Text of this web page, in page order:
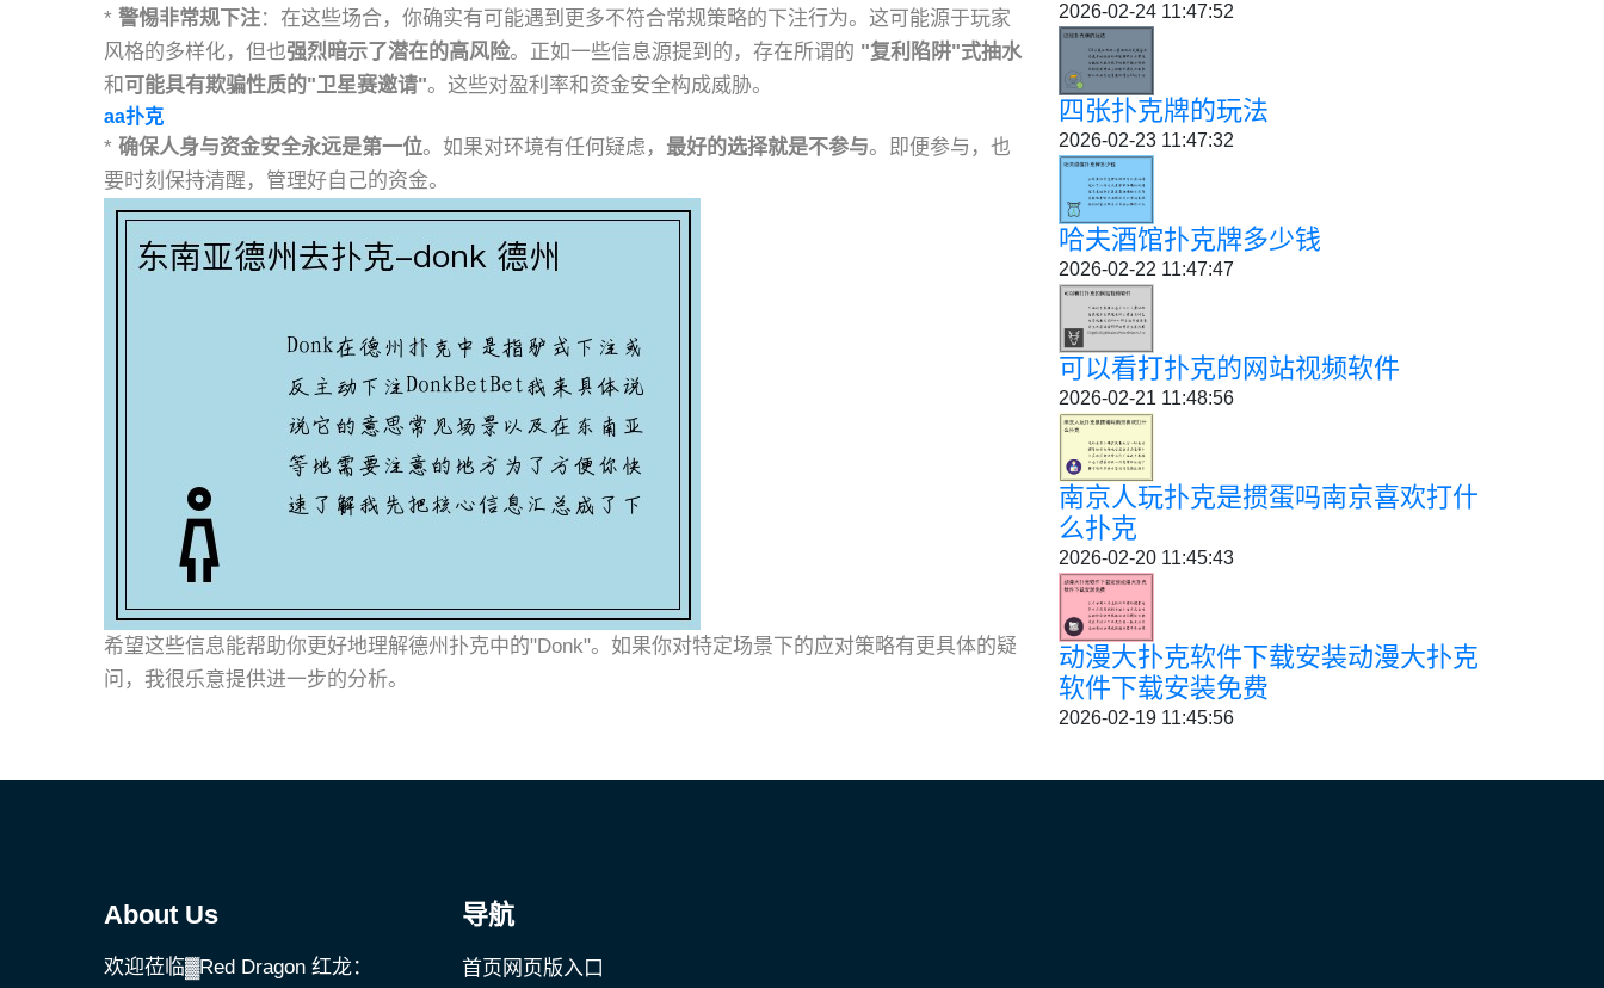
* 警惕非常规下注：在这些场合，你确实有可能遇到更多不符合常规策略的下注行为。这可能源于玩家
风格的多样化，但也强烈暗示了潜在的高风险。正如一些信息源提到的，存在所谓的 "复利陷阱"式抽水
和 可能具有欺骗性质的"卫星赛邀请"。这些对盈利率和资金安全构成威胁。
aa扑克
* 确保人身与资金安全永远是第一位。如果对环境有任何疑虑， 最好的选择就是不参与。即便参与，也
要时刻保持清醒，管理好自己的资金。
希望这些信息能帮助你更好地理解德州扑克中的"Donk"。如果你对特定场景下的应对策略有更具体的疑
问，我很乐意提供进一步的分析。
2026-02-24 11:47:52
四张扑克牌的玩法
2026-02-23 11:47:32
哈夫酒馆扑克牌多少钱
2026-02-22 11:47:47
可以看打扑克的网站视频软件
2026-02-21 11:48:56
南京人玩扑克是掼蛋吗南京喜欢打什
么扑克
2026-02-20 11:45:43
动漫大扑克软件下载安装动漫大扑克
软件下载安装免费
2026-02-19 11:45:56
About Us
欢迎莅临▓Red Dragon 红龙：
导航
首页网页版入口